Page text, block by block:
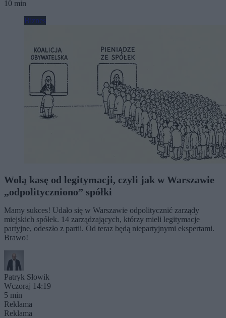
10 min
Biznes
Wolą kasę od legitymacji, czyli jak w Warszawie
„odpolityczniono” spółki
Mamy sukces! Udało się w Warszawie odpolitycznić zarządy
miejskich spółek. 14 zarządzających, którzy mieli legitymacje
partyjne, odeszło z partii. Od teraz będą niepartyjnymi ekspertami.
Brawo!
Patryk Słowik
Wczoraj 14:19
5 min
Reklama
Reklama